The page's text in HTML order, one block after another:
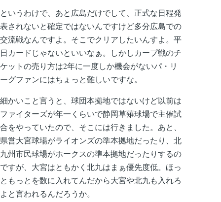
というわけで、あと広島だけでして、正式な日程発
表されないと確定ではないんですけど多分広島での
交流戦なんですよ。そこでクリアしたいんすよ。平
日カードじゃないといいなぁ。しかしカープ戦のチ
ケットの売り方は2年に一度しか機会がないパ・リ
ーグファンにはちょっと難しいですな。
細かいこと言うと、球団本拠地ではないけど以前は
ファイターズが年一くらいで静岡草薙球場で主催試
合をやっていたので、そこには行きました。あと、
県営大宮球場がライオンズの準本拠地だったり、北
九州市民球場がホークスの準本拠地だったりするの
ですが、大宮はともかく北九はまぁ優先度低。ほっ
ともっとを数に入れてんだから大宮や北九も入れろ
よと言われるんだろうか。